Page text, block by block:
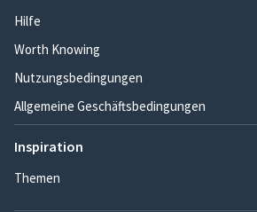
Hilfe
Worth Knowing
Nutzungsbedingungen
Allgemeine Geschäftsbedingungen
Inspiration
Themen